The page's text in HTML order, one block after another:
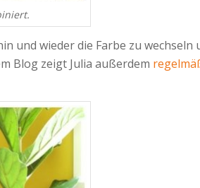
und wieder die Farbe zu wechseln
Blog zeigt Julia außerdem